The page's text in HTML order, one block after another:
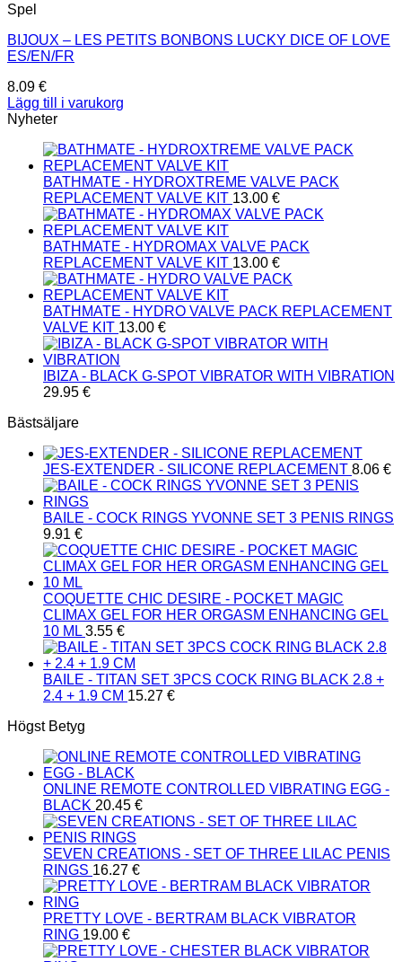
Spel
BIJOUX – LES PETITS BONBONS LUCKY DICE OF LOVE
ES/EN/FR
8.09 €
Lägg till i varukorg
Nyheter
BATHMATE - HYDROXTREME VALVE PACK
REPLACEMENT VALVE KIT 13.00 €
BATHMATE - HYDROMAX VALVE PACK
REPLACEMENT VALVE KIT 13.00 €
BATHMATE - HYDRO VALVE PACK REPLACEMENT
VALVE KIT 13.00 €
IBIZA - BLACK G-SPOT VIBRATOR WITH VIBRATION
29.95 €
Bästsäljare
JES-EXTENDER - SILICONE REPLACEMENT 8.06 €
BAILE - COCK RINGS YVONNE SET 3 PENIS RINGS
9.91 €
COQUETTE CHIC DESIRE - POCKET MAGIC
CLIMAX GEL FOR HER ORGASM ENHANCING GEL
10 ML 3.55 €
BAILE - TITAN SET 3PCS COCK RING BLACK 2.8 +
2.4 + 1.9 CM 15.27 €
Högst Betyg
ONLINE REMOTE CONTROLLED VIBRATING EGG -
BLACK 20.45 €
SEVEN CREATIONS - SET OF THREE LILAC PENIS
RINGS 16.27 €
PRETTY LOVE - BERTRAM BLACK VIBRATOR
RING 19.00 €